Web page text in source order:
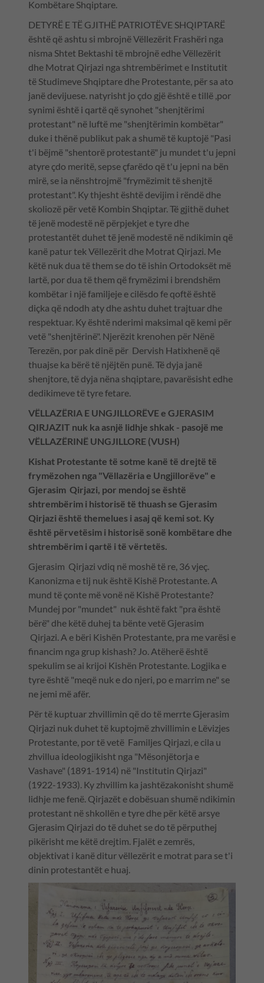
Kombëtare Shqiptare.
DETYRË E TË GJITHË PATRIOTËVE SHQIPTARË
është që ashtu si mbrojnë Vëllezërit Frashëri nga
nisma Shtet Bektashi të mbrojnë edhe Vëllezërit
dhe Motrat Qirjazi nga shtrembërimet e Institutit
të Studimeve Shqiptare dhe Protestante, për sa ato
janë devijuese. natyrisht jo çdo gjë është e tillë ,por
synimi është i qartë që synohet "shenjtërimi
protestant" në luftë me "shenjtërimin kombëtar"
duke i thënë publikut pak a shumë të kuptojë "Pasi
t'i bëjmë "shentorë protestantë" ju mundet t'u jepni
atyre çdo meritë, sepse çfarëdo që t'u jepni na bën
mirë, se ia nënshtrojmë "frymëzimit të shenjtë
protestant". Ky thjesht është devijim i rëndë dhe
skoliozë për vetë Kombin Shqiptar. Të gjithë duhet
të jenë modestë në përpjekjet e tyre dhe
protestantët duhet të jenë modestë në ndikimin që
kanë patur tek Vëllezërit dhe Motrat Qirjazi. Me
këtë nuk dua të them se do të ishin Ortodoksët më
lartë, por dua të them që frymëzimi i brendshëm
kombëtar i një familjeje e cilësdo fe qoftë është
diçka që ndodh aty dhe ashtu duhet trajtuar dhe
respektuar. Ky është nderimi maksimal që kemi për
vetë "shenjtërinë". Njerëzit krenohen për Nënë
Terezën, por pak dinë për Dervish Hatixhenë që
thuajse ka bërë të njëjtën punë. Të dyja janë
shenjtore, të dyja nëna shqiptare, pavarësisht edhe
dedikimeve të tyre fetare.
VËLLAZËRIA E UNGJILLORËVE e GJERASIM
QIRJAZIT nuk ka asnjë lidhje shkak - pasojë me
VËLLAZËRINË UNGJILLORE (VUSH)
Kishat Protestante të sotme kanë të drejtë të
frymëzohen nga "Vëllazëria e Ungjillorëve" e
Gjerasim Qirjazi, por mendoj se është
shtrembërim i historisë të thuash se Gjerasim
Qirjazi është themelues i asaj që kemi sot. Ky
është përvetësim i historisë sonë kombëtare dhe
shtrembërim i qartë i të vërtetës.
Gjerasim Qirjazi vdiq në moshë të re, 36 vjeç.
Kanonizma e tij nuk është Kishë Protestante. A
mund të çonte më vonë në Kishë Protestante?
Mundej por "mundet" nuk është fakt "pra është
bërë" dhe këtë duhej ta bënte vetë Gjerasim
Qirjazi. A e bëri Kishën Protestante, pra me varësi e
financim nga grup kishash? Jo. Atëherë është
spekulim se ai krijoi Kishën Protestante. Logjika e
tyre është "meqë nuk e do njeri, po e marrim ne" se
ne jemi më afër.
Për të kuptuar zhvillimin që do të merrte Gjerasim
Qirjazi nuk duhet të kuptojmë zhvillimin e Lëvizjes
Protestante, por të vetë Familjes Qirjazi, e cila u
zhvillua ideologjikisht nga "Mësonjëtorja e
Vashave" (1891-1914) në "Institutin Qirjazi"
(1922-1933). Ky zhvillim ka jashtëzakonisht shumë
lidhje me fenë. Qirjazët e dobësuan shumë ndikimin
protestant në shkollën e tyre dhe për këtë arsye
Gjerasim Qirjazi do të duhet se do të përputhej
pikërisht me këtë drejtim. Fjalët e zemrës,
objektivat i kanë ditur vëllezërit e motrat para se t'i
dinin protestantët e huaj.